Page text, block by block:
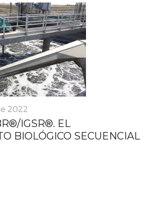
2022
IGSR®. EL
BIOLÓGICO SECUENCIAL